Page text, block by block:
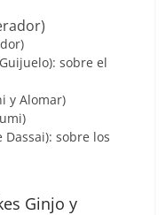
sobre el
y Alomar)
sobre los
Ginjo y